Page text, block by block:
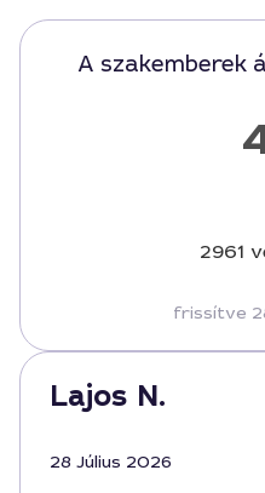
A szakemberek
2961
frissítve
Lajos N.
28 Július 2026